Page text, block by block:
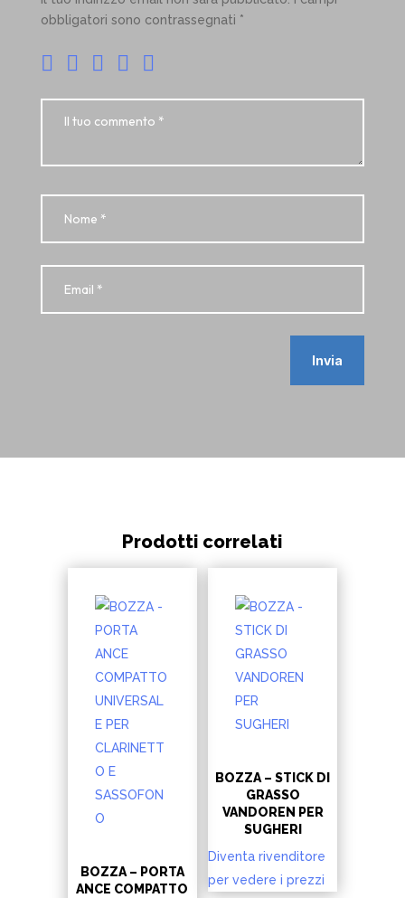
obbligatori sono contrassegnati *
Invia
Prodotti correlati
BOZZA – PORTA
ANCE COMPATTO
BOZZA – STICK DI
GRASSO
VANDOREN PER
SUGHERI
Diventa rivenditore
per vedere i prezzi